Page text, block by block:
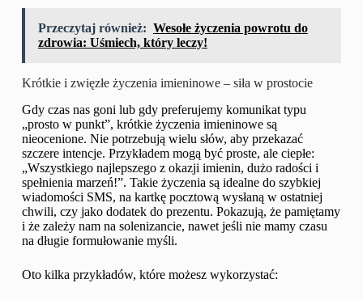
Przeczytaj również: Wesołe życzenia powrotu do
zdrowia: Uśmiech, który leczy!
Krótkie i zwięzłe życzenia imieninowe – siła w prostocie
Gdy czas nas goni lub gdy preferujemy komunikat typu
„prosto w punkt”, krótkie życzenia imieninowe są
nieocenione. Nie potrzebują wielu słów, aby przekazać
szczere intencje. Przykładem mogą być proste, ale ciepłe:
„Wszystkiego najlepszego z okazji imienin, dużo radości i
spełnienia marzeń!”. Takie życzenia są idealne do szybkiej
wiadomości SMS, na kartkę pocztową wysłaną w ostatniej
chwili, czy jako dodatek do prezentu. Pokazują, że pamiętamy
i że zależy nam na solenizancie, nawet jeśli nie mamy czasu
na długie formułowanie myśli.
Oto kilka przykładów, które możesz wykorzystać: